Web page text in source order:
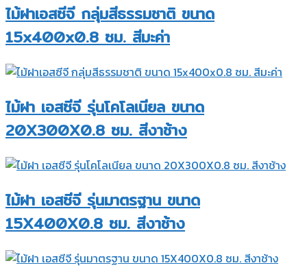
ไม้ฝาเอสซีจี กลุ่มสีธรรมชาติ ขนาด
15x400x0.8 ซม. สีมะค่า
ไม้ฝา เอสซีจี รุ่นโคโลเนียล ขนาด
20X300X0.8 ซม. สีงาช้าง
ไม้ฝา เอสซีจี รุ่นมาตรฐาน ขนาด
15X400X0.8 ซม. สีงาช้าง